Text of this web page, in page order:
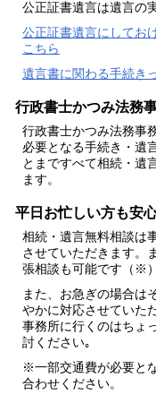
公正証書遺言は遺言の
公正証書遺言にしてお
こちら
遺言書に関わる手続き
行政書士かつみ法務
行政書士かつみ法務事
必要となる手続き・遺
とまですべて相続・遺
ます。
平日お忙しい方も安
相続・遺言無料相談は
させていただきます。
張相談も可能です（※）
また、お急ぎの場合は
やかに対応させていた
事務所に行くのはちょ
討ください｡
※一部交通費が必要と
合わせください。